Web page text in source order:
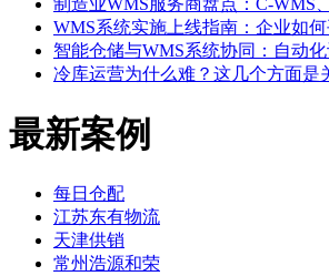
制造业WMS服务商盘点：C-WMS
WMS系统实施上线指南：企业如
智能仓储与WMS系统协同：自动
冷库运营为什么难？这几个方面是
最新案例
每日仓配
江苏东有物流
天津供销
常州浩源和荣